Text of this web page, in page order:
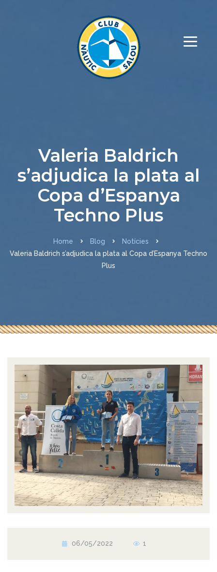
Valeria Baldrich
s’adjudica la plata al
Copa d’Espanya
Techno Plus
Home Blog
Notícies
Valeria Baldrich s’adjudica la plata al Copa d’Espanya Techno
Plus
06/05/2022 1